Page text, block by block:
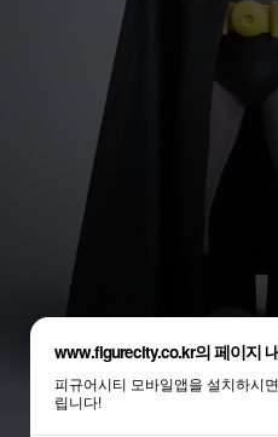
www.figurecity.co.kr의 페이지
피규어시티 모바일앱을 설치하시
립니다!